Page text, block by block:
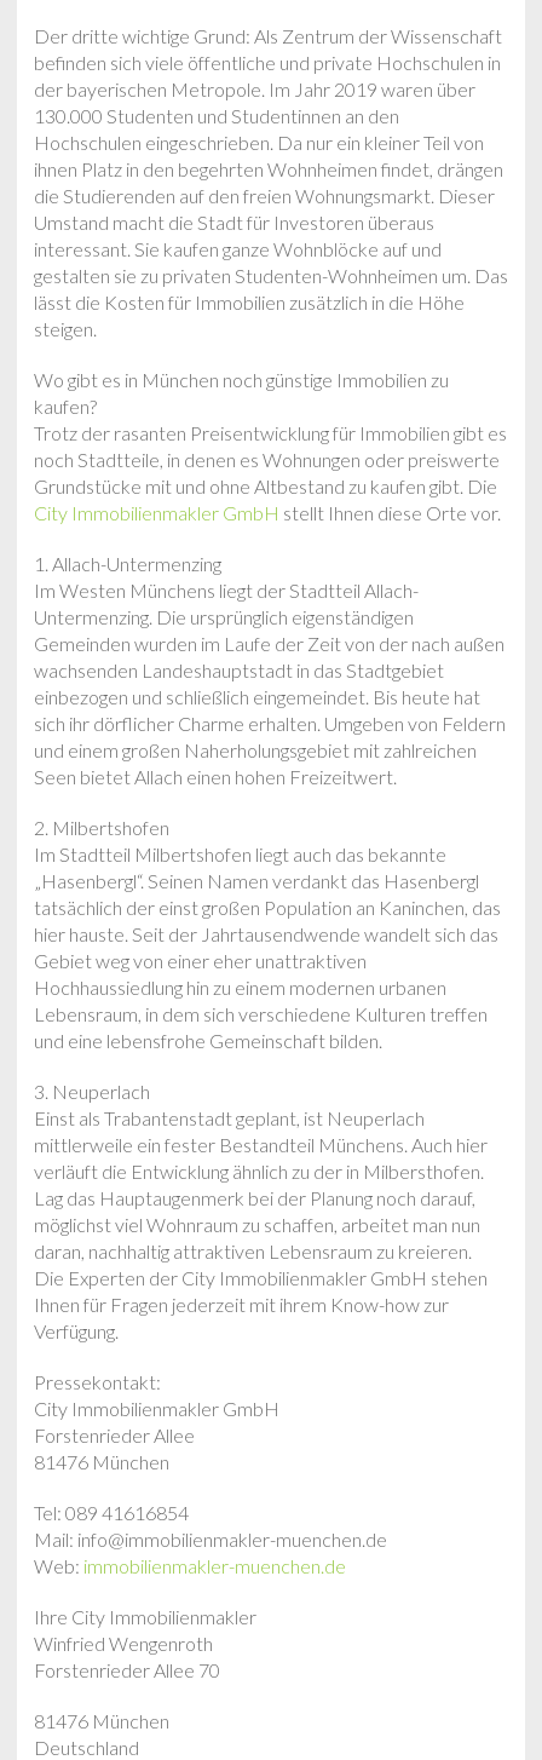
Der dritte wichtige Grund: Als Zentrum der Wissenschaft
befinden sich viele öffentliche und private Hochschulen in
der bayerischen Metropole. Im Jahr 2019 waren über
130.000 Studenten und Studentinnen an den
Hochschulen eingeschrieben. Da nur ein kleiner Teil von
ihnen Platz in den begehrten Wohnheimen findet, drängen
die Studierenden auf den freien Wohnungsmarkt. Dieser
Umstand macht die Stadt für Investoren überaus
interessant. Sie kaufen ganze Wohnblöcke auf und
gestalten sie zu privaten Studenten-Wohnheimen um. Das
lässt die Kosten für Immobilien zusätzlich in die Höhe
steigen.
Wo gibt es in München noch günstige Immobilien zu
kaufen?
Trotz der rasanten Preisentwicklung für Immobilien gibt es
noch Stadtteile, in denen es Wohnungen oder preiswerte
Grundstücke mit und ohne Altbestand zu kaufen gibt. Die
City Immobilienmakler GmbH stellt Ihnen diese Orte vor.
1. Allach-Untermenzing
Im Westen Münchens liegt der Stadtteil Allach-
Untermenzing. Die ursprünglich eigenständigen
Gemeinden wurden im Laufe der Zeit von der nach außen
wachsenden Landeshauptstadt in das Stadtgebiet
einbezogen und schließlich eingemeindet. Bis heute hat
sich ihr dörflicher Charme erhalten. Umgeben von Feldern
und einem großen Naherholungsgebiet mit zahlreichen
Seen bietet Allach einen hohen Freizeitwert.
2. Milbertshofen
Im Stadtteil Milbertshofen liegt auch das bekannte
„Hasenbergl“. Seinen Namen verdankt das Hasenbergl
tatsächlich der einst großen Population an Kaninchen, das
hier hauste. Seit der Jahrtausendwende wandelt sich das
Gebiet weg von einer eher unattraktiven
Hochhaussiedlung hin zu einem modernen urbanen
Lebensraum, in dem sich verschiedene Kulturen treffen
und eine lebensfrohe Gemeinschaft bilden.
3. Neuperlach
Einst als Trabantenstadt geplant, ist Neuperlach
mittlerweile ein fester Bestandteil Münchens. Auch hier
verläuft die Entwicklung ähnlich zu der in Milbersthofen.
Lag das Hauptaugenmerk bei der Planung noch darauf,
möglichst viel Wohnraum zu schaffen, arbeitet man nun
daran, nachhaltig attraktiven Lebensraum zu kreieren.
Die Experten der City Immobilienmakler GmbH stehen
Ihnen für Fragen jederzeit mit ihrem Know-how zur
Verfügung.
Pressekontakt:
City Immobilienmakler GmbH
Forstenrieder Allee
81476 München
Tel: 089 41616854
Mail: info@immobilienmakler-muenchen.de
Web: immobilienmakler-muenchen.de
Ihre City Immobilienmakler
Winfried Wengenroth
Forstenrieder Allee 70
81476 München
Deutschland